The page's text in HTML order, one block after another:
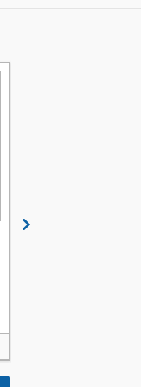
Językoznawstwa